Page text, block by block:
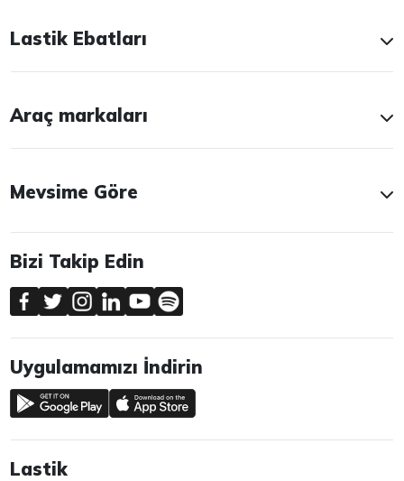
Lastik Ebatları
Araç markaları
Mevsime Göre
Bizi Takip Edin
Uygulamamızı İndirin
Lastik